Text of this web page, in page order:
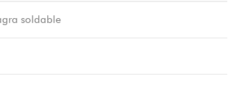
soldable